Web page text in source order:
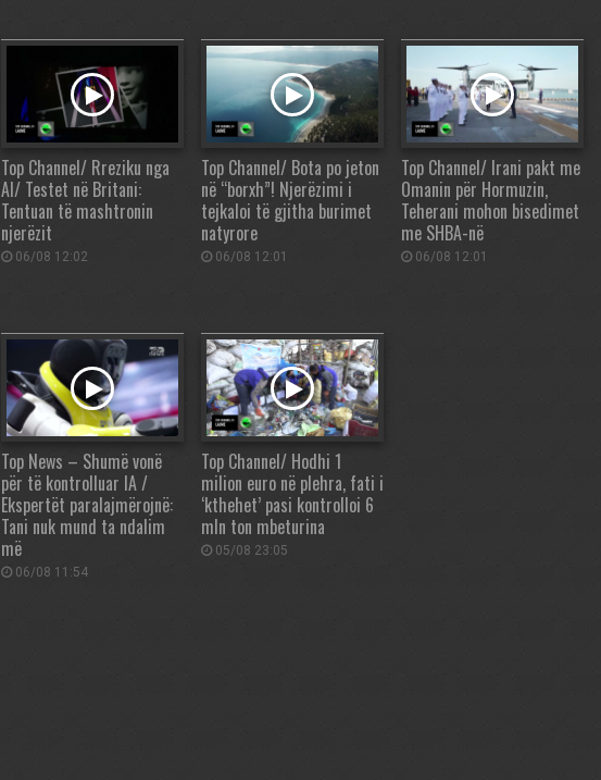
Top Channel/ Rreziku nga
AI/ Testet në Britani:
Tentuan të mashtronin
njerëzit
06/08 12:02
Top Channel/ Bota po jeton
në “borxh”! Njerëzimi i
tejkaloi të gjitha burimet
natyrore
06/08 12:01
Top Channel/ Irani pakt me
Omanin për Hormuzin,
Teherani mohon bisedimet
me SHBA-në
06/08 12:01
Top News – Shumë vonë
për të kontrolluar IA /
Ekspertët paralajmërojnë:
Tani nuk mund ta ndalim
më
06/08 11:54
Top Channel/ Hodhi 1
milion euro në plehra, fati i
‘kthehet’ pasi kontrolloi 6
mln ton mbeturina
05/08 23:05